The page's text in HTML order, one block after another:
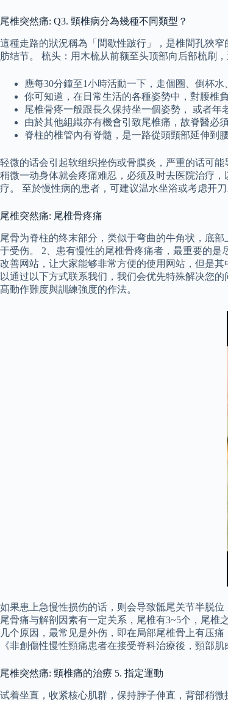
尾椎突然痛: Q3. 頸椎病分為幾種不同類型？
這種走路的狀況稱為「間歇性跛行」，是椎間孔狹
肪结节。 梳头：用木梳从前额至头顶部向后部梳刷，
應每30分鐘至1小時活動一下，走個圈、倒杯水
你可知道，在日常生活的各種姿勢中，對腰椎
尾椎骨疼一般跟長久保持坐一個姿勢， 或者年
由於其他組織亦有機會引致尾椎痛，故脊醫必
脊柱的椎管內有脊髓，是一路從頭頸部延伸到
轻微的话会引起软组织挫伤或骨膜炎，严重的话可
稍微一动身体就会疼痛难忍，必须及时去医院治疗
疗。 至於慢性病的患者，可建议温水坐浴或考虑开刀
尾椎突然痛: 尾椎骨疼痛
尾骨为脊柱的终末部分，类似于弯曲的牛角状，底
于受伤。 2、患有慢性的尾椎骨疼痛者，最重要的
改善网站，让大家能够非常方便的使用网站，但是
以通过以下方式联系我们，我们会优先特殊解决您
髙動作難度與訓練強度的作法。
如果患上急慢性损伤的话，则会导致骶尾关节半脱
尾骨痛与解剖因素有一定关系，尾椎有3~5个，尾
几个原因，最常见是外伤，即在局部尾椎骨上有压
《非創傷性慢性頸痛患者在接受脊科治療後，頸部
尾椎突然痛: 頸椎痛的治療 5. 指定運動
试着坐直，收紧核心肌群，保持脖子伸直，背部稍